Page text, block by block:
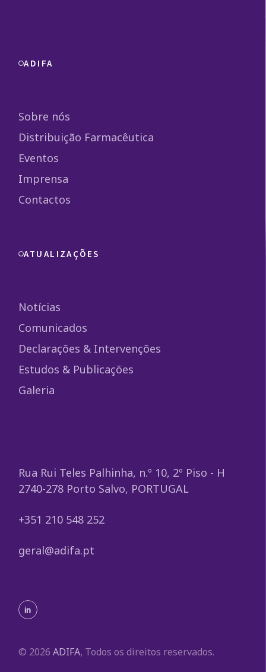
ADIFA
Sobre nós
Distribuição Farmacêutica
Eventos
Imprensa
Contactos
ATUALIZAÇÕES
Notícias
Comunicados
Declarações & Intervenções
Estudos & Publicações
Galeria
Rua Rui Teles Palhinha, n.º 10, 2º Piso - H
2740-278 Porto Salvo, PORTUGAL
+351 210 548 252
geral@adifa.pt
© 2026ADIFA, Todos os direitos reservados.